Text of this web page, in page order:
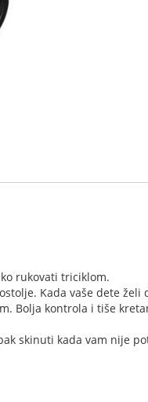
rukovati triciklom.
Kada vaše dete
Bolja kontrola i tiše
skinuti kada vam nije